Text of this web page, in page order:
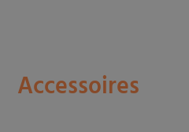
Accessoires